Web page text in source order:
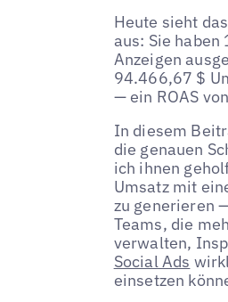
Heute sieht
aus: Sie
Anzeigen
94.466,67 $
— ein ROAS
In diesem
die genauen
ich ihnen
Umsatz mit
zu generieren
Teams, die
verwalten,
Social Ads
einsetzen